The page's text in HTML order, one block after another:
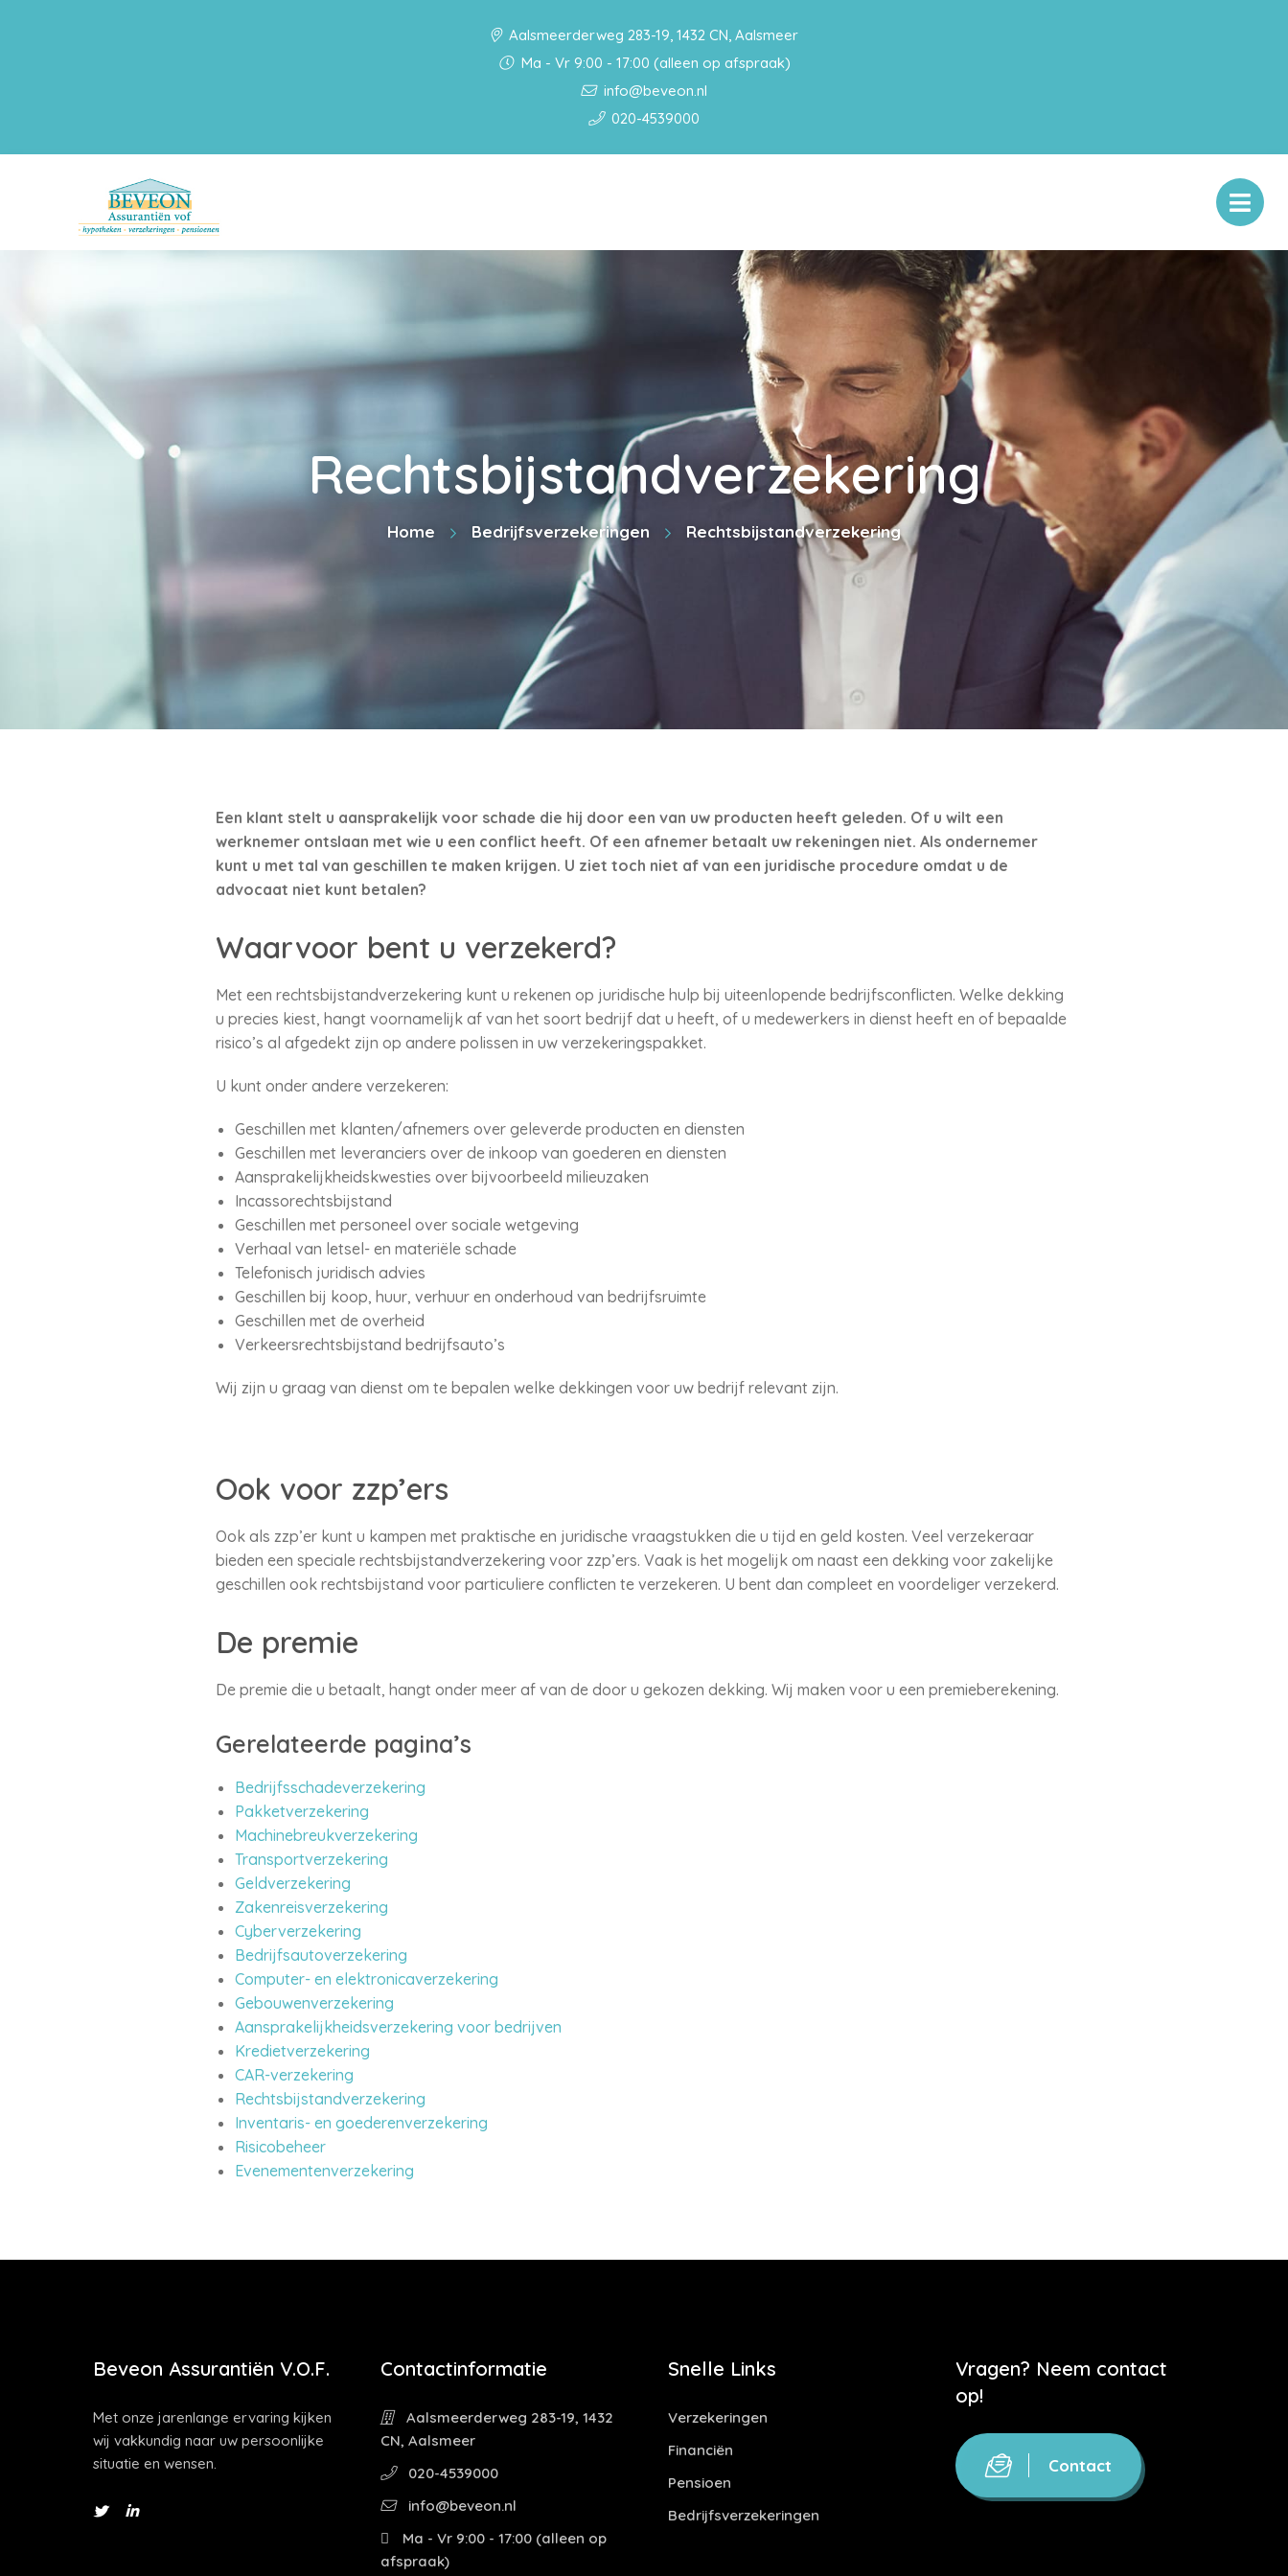
Aalsmeerderweg 283-19, 1432 CN, Aalsmeer
Ma - Vr 9:00 - 17:00 (alleen op afspraak)
info@beveon.nl
020-4539000
Rechtsbijstandverzekering
Home Bedrijfsverzekeringen Rechtsbijstandverzekering
Een klant stelt u aansprakelijk voor schade die hij door een van uw producten heeft geleden. Of u wilt een
werknemer ontslaan met wie u een conflict heeft. Of een afnemer betaalt uw rekeningen niet. Als ondernemer
kunt u met tal van geschillen te maken krijgen. U ziet toch niet af van een juridische procedure omdat u de
advocaat niet kunt betalen?
Waarvoor bent u verzekerd?
Met een rechtsbijstandverzekering kunt u rekenen op juridische hulp bij uiteenlopende bedrijfsconflicten. Welke dekking
u precies kiest, hangt voornamelijk af van het soort bedrijf dat u heeft, of u medewerkers in dienst heeft en of bepaalde
risico’s al afgedekt zijn op andere polissen in uw verzekeringspakket.
U kunt onder andere verzekeren:
Geschillen met klanten/afnemers over geleverde producten en diensten
Geschillen met leveranciers over de inkoop van goederen en diensten
Aansprakelijkheidskwesties over bijvoorbeeld milieuzaken
Incassorechtsbijstand
Geschillen met personeel over sociale wetgeving
Verhaal van letsel- en materiële schade
Telefonisch juridisch advies
Geschillen bij koop, huur, verhuur en onderhoud van bedrijfsruimte
Geschillen met de overheid
Verkeersrechtsbijstand bedrijfsauto’s
Wij zijn u graag van dienst om te bepalen welke dekkingen voor uw bedrijf relevant zijn.
Ook voor zzp’ers
Ook als zzp’er kunt u kampen met praktische en juridische vraagstukken die u tijd en geld kosten. Veel verzekeraar
bieden een speciale rechtsbijstandverzekering voor zzp’ers. Vaak is het mogelijk om naast een dekking voor zakelijke
geschillen ook rechtsbijstand voor particuliere conflicten te verzekeren. U bent dan compleet en voordeliger verzekerd.
De premie
De premie die u betaalt, hangt onder meer af van de door u gekozen dekking. Wij maken voor u een premieberekening.
Gerelateerde pagina’s
Bedrijfsschadeverzekering
Pakketverzekering
Machinebreukverzekering
Transportverzekering
Geldverzekering
Zakenreisverzekering
Cyberverzekering
Bedrijfsautoverzekering
Computer- en elektronicaverzekering
Gebouwenverzekering
Aansprakelijkheidsverzekering voor bedrijven
Kredietverzekering
CAR-verzekering
Rechtsbijstandverzekering
Inventaris- en goederenverzekering
Risicobeheer
Evenementenverzekering
Beveon Assurantiën V.O.F.
Met onze jarenlange ervaring kijken
wij vakkundig naar uw persoonlijke
situatie en wensen.
Contactinformatie
Aalsmeerderweg 283-19, 1432
CN, Aalsmeer
020-4539000
info@beveon.nl
Ma - Vr 9:00 - 17:00 (alleen op
afspraak)
Snelle Links
Verzekeringen
Financiën
Pensioen
Bedrijfsverzekeringen
Vragen? Neem contact
op!
Contact